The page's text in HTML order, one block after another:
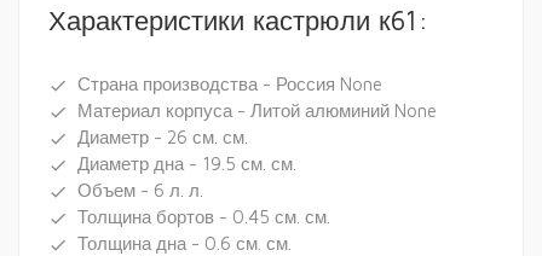
Характеристики кастрюли к61:
done Страна производства - Россия None
done Материал корпуса - Литой алюминий None
done Диаметр - 26 см. см.
done Диаметр дна - 19.5 см. см.
done Объем - 6 л. л.
done Толщина бортов - 0.45 см. см.
done Толщина дна - 0.6 см. см.